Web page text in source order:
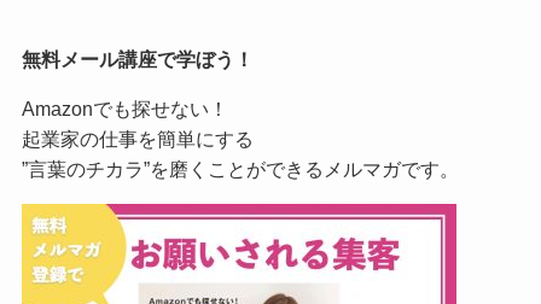
無料メール講座で学ぼう！
Amazonでも探せない！
起業家の仕事を簡単にする
”言葉のチカラ”を磨くことができるメルマガです。